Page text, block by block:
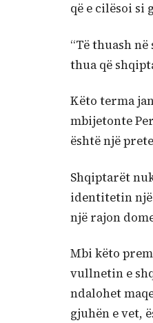
që e cilësoi si
“Të thuash
thua që
Këto terma
mbijetonte
është një
Shqiptarët
identitetin një
një rajon
Mbi këto
vullnetin e
ndalohet
gjuhën e vet,